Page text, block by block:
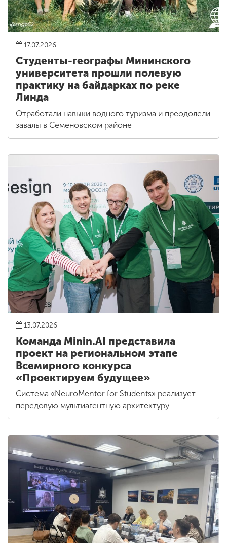
17.07.2026
Студенты-географы Мининского
университета прошли полевую
практику на байдарках по реке
Линда
Отработали навыки водного туризма и преодолели
завалы в Семеновском районе
13.07.2026
Команда Minin.AI представила
проект на региональном этапе
Всемирного конкурса
«Проектируем будущее»
Система «NeuroMentor for Students» реализует
передовую мультиагентную архитектуру